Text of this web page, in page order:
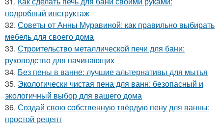
подробный инструктаж
32. Советы от Анны Муравиной: как правильно выбирать
мебель для своего дома
33. Строительство металлической печи для бани:
руководство для начинающих
34. Без пены в ванне: лучшие альтернативы для мытья
35. Экологически чистая пена для ванн: безопасный и
экологичный выбор для вашего дома
36. Создай свою собственную твёрдую пену для ванны:
простой рецепт